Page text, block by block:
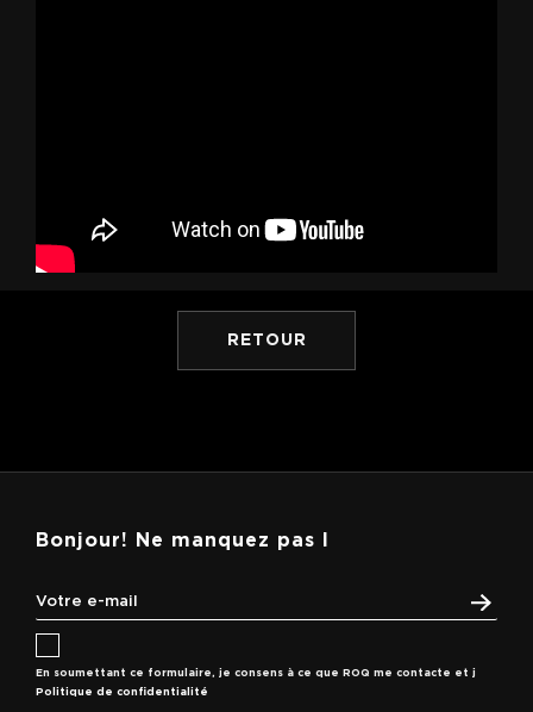
RETOUR
Bonjour! Ne manquez pas l
En soumettant ce formulaire, je consens à ce que ROQ me contacte et j
Politique de confidentialité